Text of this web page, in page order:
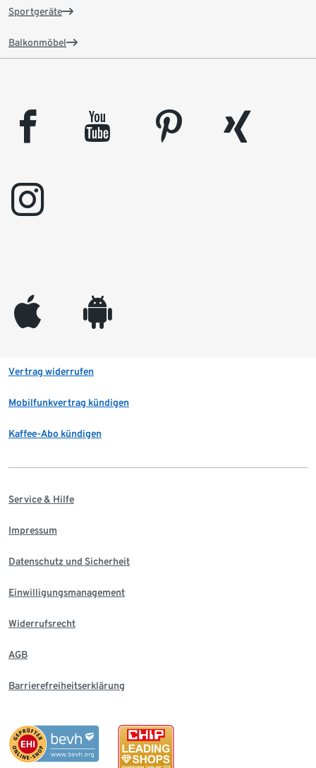
Sportgeräte
Balkonmöbel
facebook youtube pinterest
xing
instagram
appleinc android
Vertrag widerrufen
Mobilfunkvertrag kündigen
Kaffee-Abo kündigen
Service & Hilfe
Impressum
Datenschutz und Sicherheit
Einwilligungsmanagement
Widerrufsrecht
AGB
Barrierefreiheitserklärung